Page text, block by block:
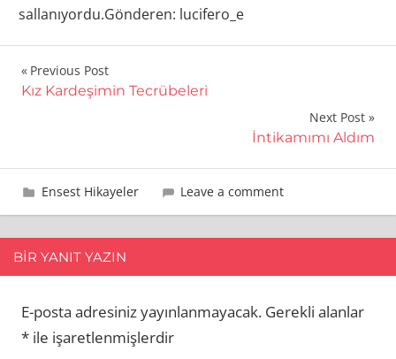
sallanıyordu.Gönderen: lucifero_e
Yazı
gezinmesi
Previous Post
Kız Kardeşimin Tecrübeleri
Next Post
İntikamımı Aldım
18 Eylül 2009
admin
Ensest Hikayeler Leave a comment
BIR YANIT YAZIN
E-posta adresiniz yayınlanmayacak. Gerekli alanlar
* ile işaretlenmişlerdir